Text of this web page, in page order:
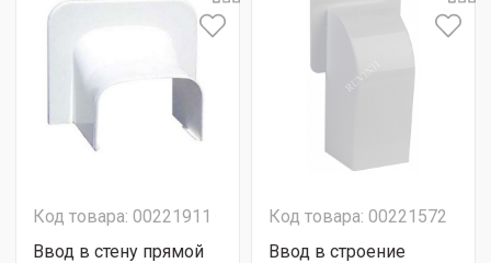
Код товара: 00221911
Ввод в стену прямой
Код товара: 00221572
Ввод в строение